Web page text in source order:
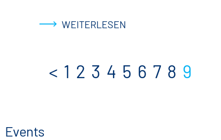
WEITERLESEN
< 1 2 3 4 5 6 7 8 9
Events